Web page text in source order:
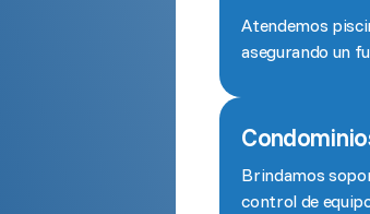
Atendemos
asegurando un
Brindamos
control de